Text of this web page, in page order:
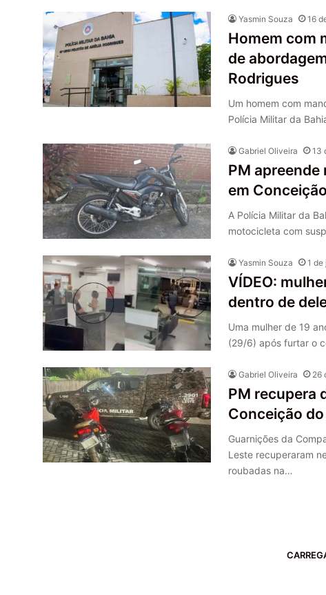
Yasmin Souza 16
Homem com
de
Rodrigues
Um homem com
Polícia Militar da
Gabriel Oliveira 13
PM
em
A Polícia Militar da
motocicleta com
Yasmin Souza 1 de
VÍDEO:
dentro de
Uma mulher de 19
(29/6) após furtar o
Gabriel Oliveira 26
PM recupera
Conceição
Guarnições da
Leste recuperaram
roubadas na…